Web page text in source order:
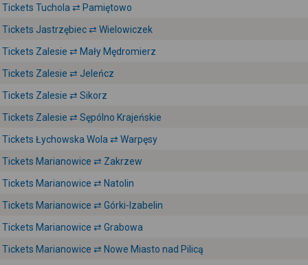
Tickets Tuchola ⇄ Pamiętowo
Tickets Jastrzębiec ⇄ Wielowiczek
Tickets Zalesie ⇄ Mały Mędromierz
Tickets Zalesie ⇄ Jeleńcz
Tickets Zalesie ⇄ Sikorz
Tickets Zalesie ⇄ Sępólno Krajeńskie
Tickets Łychowska Wola ⇄ Warpęsy
Tickets Marianowice ⇄ Zakrzew
Tickets Marianowice ⇄ Natolin
Tickets Marianowice ⇄ Górki-Izabelin
Tickets Marianowice ⇄ Grabowa
Tickets Marianowice ⇄ Nowe Miasto nad Pilicą